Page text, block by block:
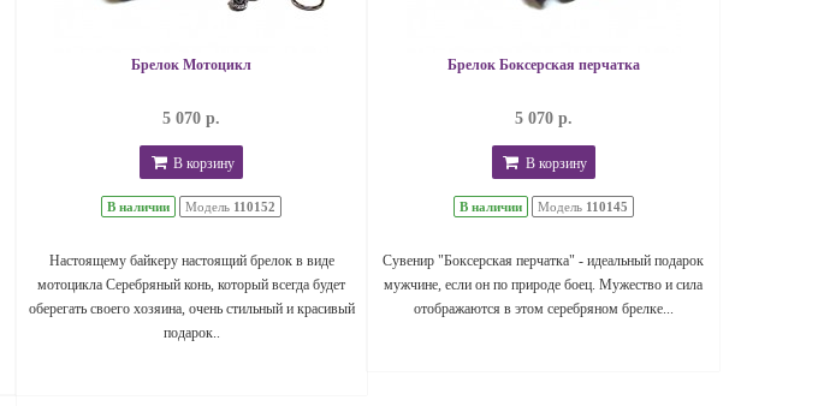
Брелок Мотоцикл
5 070 р.
В корзину
В наличии Модель 110152
Настоящему байкеру настоящий брелок в виде
мотоцикла Серебряный конь, который всегда будет
оберегать своего хозяина, очень стильный и красивый
подарок..
Брелок Боксерская перчатка
5 070 р.
В корзину
В наличии Модель 110145
Сувенир "Боксерская перчатка" - идеальный подарок
мужчине, если он по природе боец. Мужество и сила
отображаются в этом серебряном брелке...